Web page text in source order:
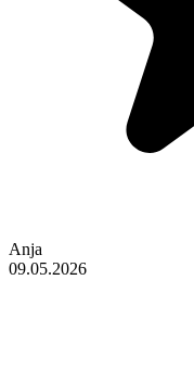
Anja
09.05.2026